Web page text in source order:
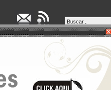
BOLETINES NEGOCIOS